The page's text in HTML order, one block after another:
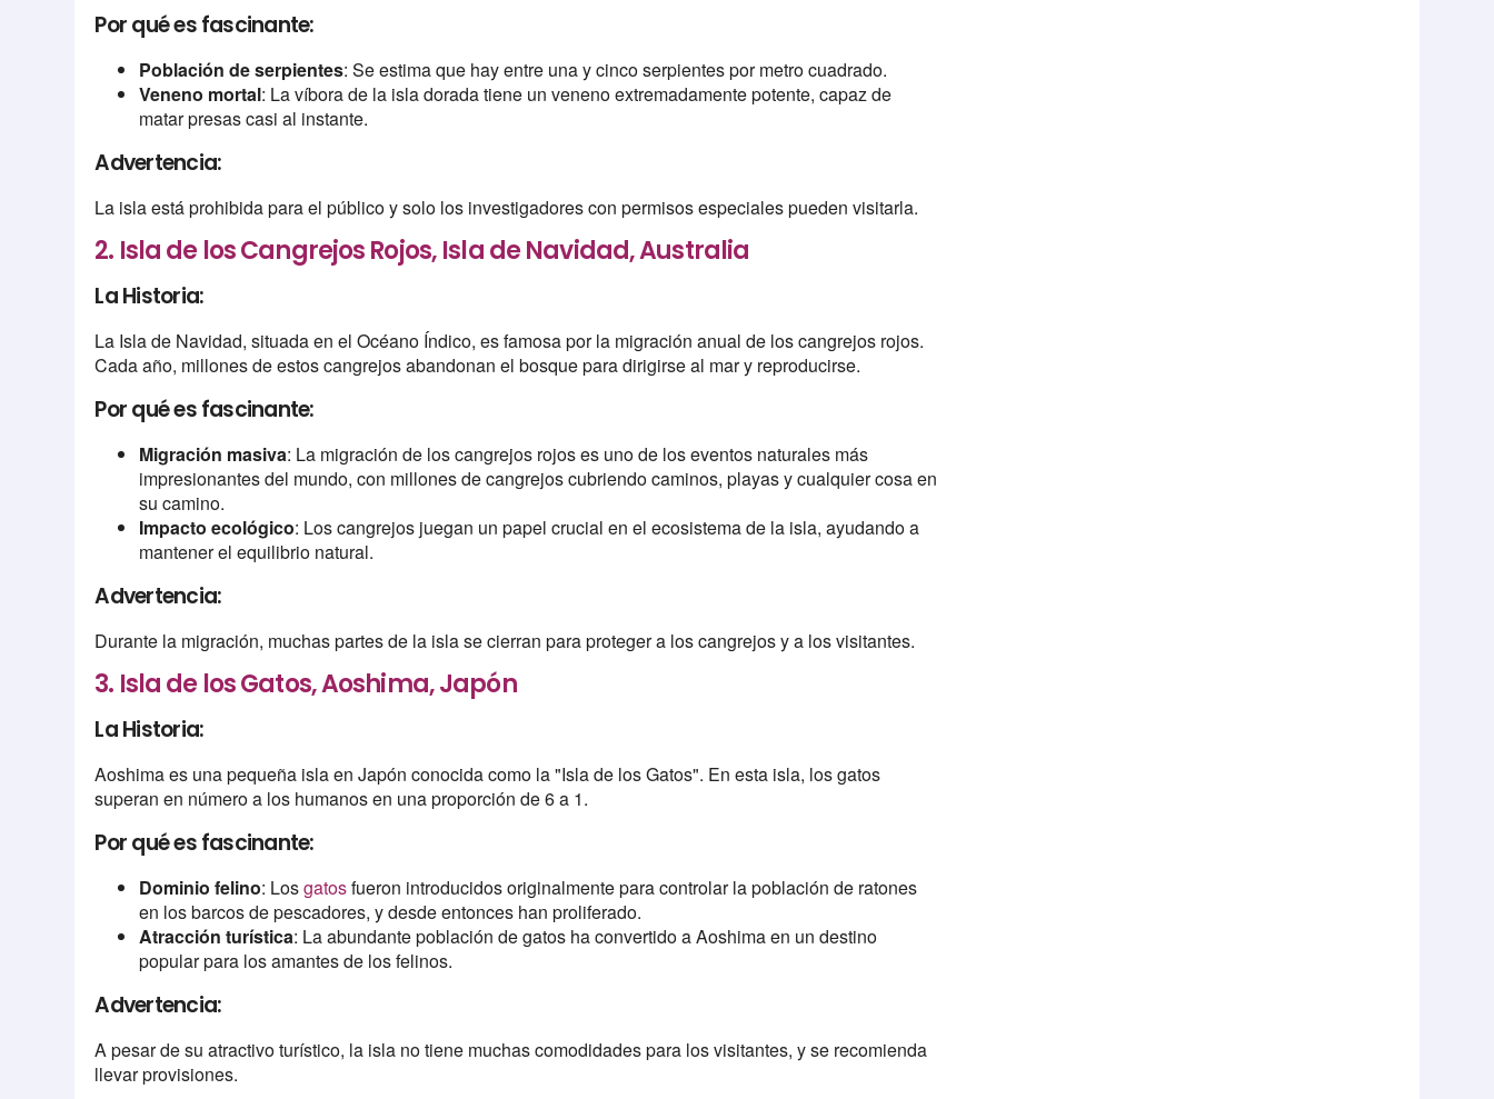
Por qué es fascinante:
Población de serpientes: Se estima que hay entre una y cinco serpientes por metro cuadrado.
Veneno mortal: La víbora de la isla dorada tiene un veneno extremadamente potente, capaz de
matar presas casi al instante.
Advertencia:
La isla está prohibida para el público y solo los investigadores con permisos especiales pueden visitarla.
2. Isla de los Cangrejos Rojos, Isla de Navidad, Australia
La Historia:
La Isla de Navidad, situada en el Océano Índico, es famosa por la migración anual de los cangrejos rojos.
Cada año, millones de estos cangrejos abandonan el bosque para dirigirse al mar y reproducirse.
Por qué es fascinante:
Migración masiva: La migración de los cangrejos rojos es uno de los eventos naturales más
impresionantes del mundo, con millones de cangrejos cubriendo caminos, playas y cualquier cosa en
su camino.
Impacto ecológico: Los cangrejos juegan un papel crucial en el ecosistema de la isla, ayudando a
mantener el equilibrio natural.
Advertencia:
Durante la migración, muchas partes de la isla se cierran para proteger a los cangrejos y a los visitantes.
3. Isla de los Gatos, Aoshima, Japón
La Historia:
Aoshima es una pequeña isla en Japón conocida como la "Isla de los Gatos". En esta isla, los gatos
superan en número a los humanos en una proporción de 6 a 1.
Por qué es fascinante:
Dominio felino: Losgatosfueron introducidos originalmente para controlar la población de ratones
en los barcos de pescadores, y desde entonces han proliferado.
Atracción turística: La abundante población de gatos ha convertido a Aoshima en un destino
popular para los amantes de los felinos.
Advertencia:
A pesar de su atractivo turístico, la isla no tiene muchas comodidades para los visitantes, y se recomienda
llevar provisiones.